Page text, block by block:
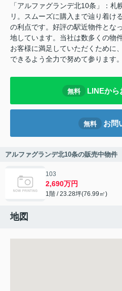
「アルファグランデ北10条」：
リ。スムーズに購入まで辿り着け
の利点です。好評の駅近物件とな
地しています。当社は数多くの物
お客様に満足していただくために
できるよう全力で努めて参ります。
無料 LINEから
無料 お問
アルファグランデ北10条の販売中物件
103
2,690万円
1階 / 23.28坪(76.99㎡)
地図